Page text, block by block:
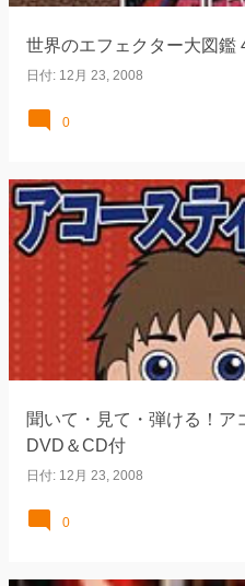
世界のエフェクター大図鑑
日付: 12月 23, 2008
0
聞いて・見て・弾ける！ア
DVD＆CD付
日付: 12月 23, 2008
0